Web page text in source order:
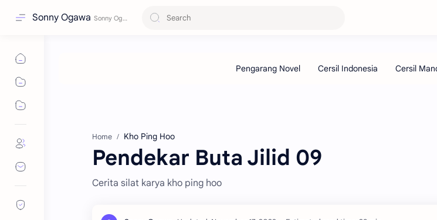
Sonny Ogawa
Home Kho Ping Hoo
Pendekar Buta Jilid 09
Cerita silat karya kho ping hoo